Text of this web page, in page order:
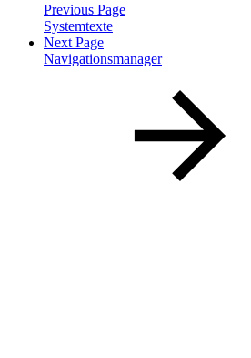
Previous Page
Systemtexte
Next Page
Navigationsmanager